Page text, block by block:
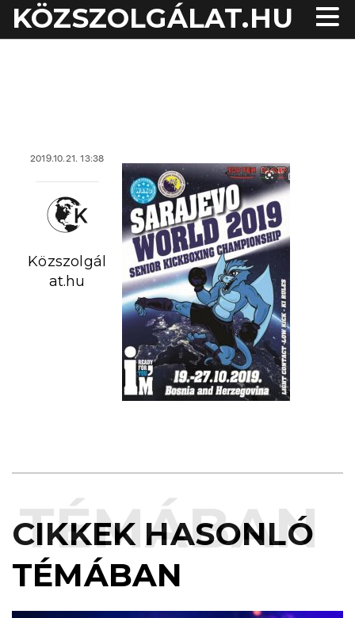
KÖZSZOLGÁLAT.HU
2019.10.21. 13:38
Közszolgál
at.hu
CIKKEK HASONLÓ
TÉMÁBAN